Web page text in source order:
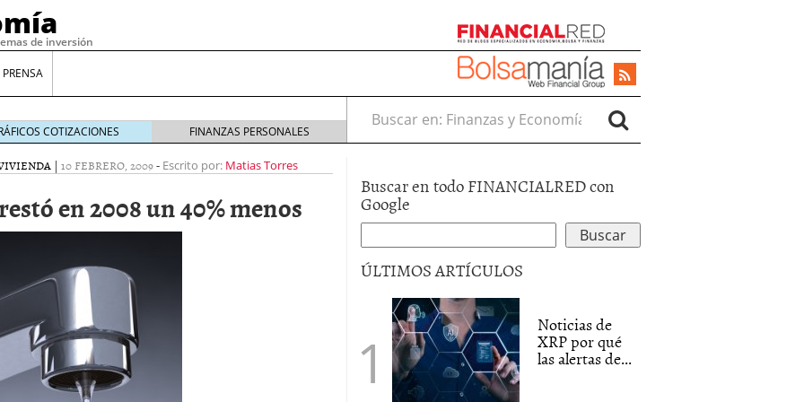
de inversión
¿Por qué el Préstamo Promotor privado
12 de diciembre de 2025
aprovechar esta opción para gestionar tus
de 2025
es una decisión financiera: cómo anticiparte
COTIZACIONES FINANZAS PERSONALES
Buscar en:
| 10 FEBRERO, 2009- Escrito por: Matias Torres
en 2008 un 40% menos
Buscar en todo FINANCIALRED con
Google
ÚLTIMOS ARTÍCULOS
Noticias de
XRP por qué
las alertas de...